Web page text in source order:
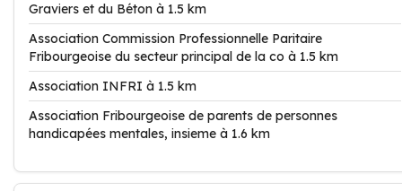
Graviers et du Béton à 1.5 km
Association Commission Professionnelle Paritaire
Fribourgeoise du secteur principal de la co à 1.5 km
Association INFRI à 1.5 km
Association Fribourgeoise de parents de personnes
handicapées mentales, insieme à 1.6 km